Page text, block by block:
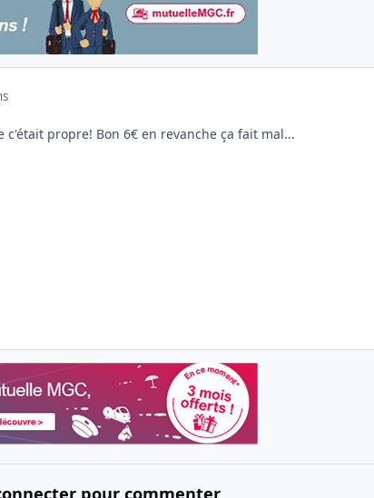
c'était propre! Bon 6€ en revanche ça fait mal...